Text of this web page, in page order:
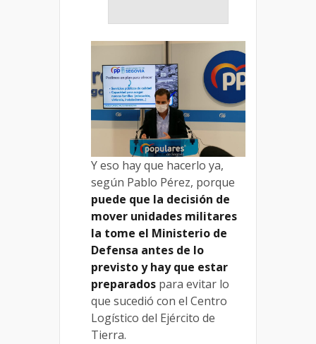
Y eso hay que hacerlo ya,
según Pablo Pérez, porque
puede que la decisión de
mover unidades militares
la tome el Ministerio de
Defensa antes de lo
previsto y hay que estar
preparados para evitar lo
que sucedió con el Centro
Logístico del Ejército de
Tierra.